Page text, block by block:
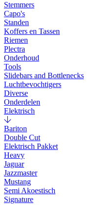
Stemmers
Capo's
Standen
Koffers en Tassen
Riemen
Plectra
Onderhoud
Tools
Slidebars and Bottlenecks
Luchtbevochtigers
Diverse
Onderdelen
Elektrisch
Bariton
Double Cut
Elektrisch Pakket
Heavy
Jaguar
Jazzmaster
Mustang
Semi Akoestisch
Signature